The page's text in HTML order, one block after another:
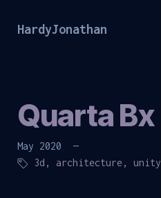
HardyJonathan
Quarta Bx
May 2020 —
3d , architecture, unity